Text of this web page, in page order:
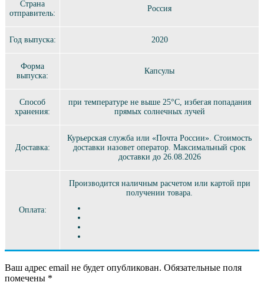
Страна
отправитель:
Россия
Год выпуска: 2020
Форма
выпуска:
Капсулы
Способ
хранения:
при температуре не выше 25°C, избегая попадания
прямых солнечных лучей
Доставка:
Курьерская служба или «Почта России». Стоимость
доставки назовет оператор. Максимальный срок
доставки до 26.08.2026
Оплата:
Производится наличным расчетом или картой при
получении товара.
Ваш адрес email не будет опубликован. Обязательные поля
помечены *